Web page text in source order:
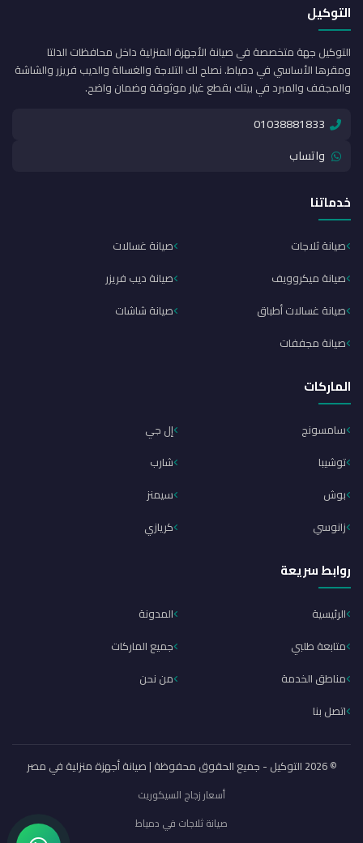
التوكيل
التوكيل جهة متخصصة في صيانة الأجهزة المنزلية داخل محافظات الدلتا
ومقرها الأساسي في دمياط. نصلح لك التلاجة والغسالة والديب فريزر والشاشة
والمجفف والمبرد في بيتك بقطع غيار موثوقة وضمان واضح.
01038881833
واتساب
خدماتنا
صيانة ثلاجات
صيانة غسالات
صيانة ميكروويف
صيانة ديب فريزر
صيانة غسالات أطباق
صيانة شاشات
صيانة مجففات
الماركات
سامسونج
إل جي
توشيبا
شارب
بوش
سيمنز
زانوسي
كريازي
روابط سريعة
الرئيسية
المدونة
متابعة طلبي
جميع الماركات
مناطق الخدمة
من نحن
اتصل بنا
© 2026 التوكيل - جميع الحقوق محفوظة | صيانة أجهزة منزلية في مصر
أسعار زجاج السيكوريت
صيانة ثلاجات في دمياط